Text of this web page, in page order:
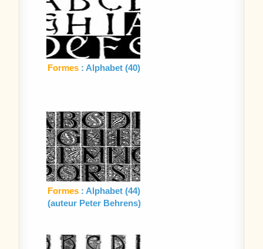
Formes : Alphabet (40)
Formes : Alphabet (44)
(auteur Peter Behrens)